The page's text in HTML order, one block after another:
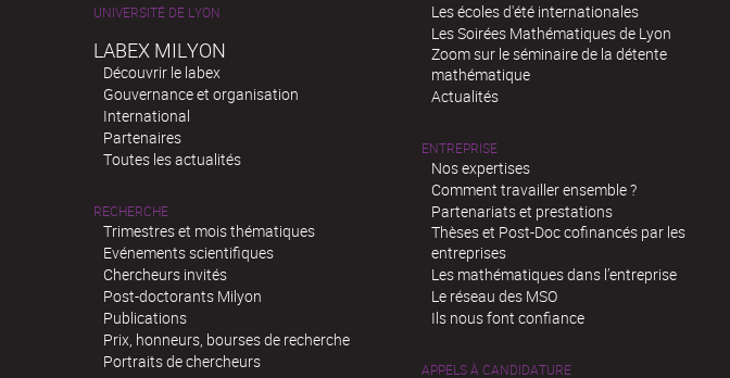
UNIVERSITÉ DE LYON
LABEX MILYON
Découvrir le labex
Gouvernance et organisation
International
Partenaires
Toutes les actualités
RECHERCHE
Trimestres et mois thématiques
Evénements scientifiques
Chercheurs invités
Post-doctorants Milyon
Publications
Prix, honneurs, bourses de recherche
Portraits de chercheurs
Les écoles d'été internationales
Les Soirées Mathématiques de Lyon
Zoom sur le séminaire de la détente
mathématique
Actualités
ENTREPRISE
Nos expertises
Comment travailler ensemble ?
Partenariats et prestations
Thèses et Post-Doc cofinancés par les
entreprises
Les mathématiques dans l’entreprise
Le réseau des MSO
Ils nous font confiance
APPELS À CANDIDATURE